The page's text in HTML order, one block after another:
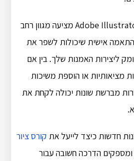
3. ניסוי עם מברשות: Adobe Illustrator מציעה מגוון רחב
אישית שיכולות לשפר את
ליצירות האמנות שלך. בין אם
מציאותיות או הוספת משיכות
מברשת שונות יכולה לקחת את
חדשות כיצד לייעל את קורס ציור
ב-Adobe Illustrator ומספקים הדרכה חשובה עבור